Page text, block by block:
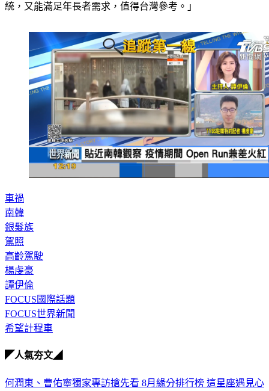
統，又能滿足年長者需求，值得台灣參考。」
車禍
南韓
銀髮族
駕照
高齡駕駛
楊虔豪
譚伊倫
FOCUS國際話題
FOCUS世界新聞
希望計程車
◤人氣夯文◢
何潤東、曹佑寧獨家專訪搶先看 8月緣分排行榜 這星座遇見心